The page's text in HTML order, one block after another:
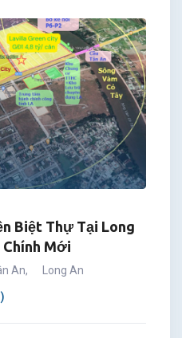
Biệt Thự Tại Long
Chính Mới
An, Long An